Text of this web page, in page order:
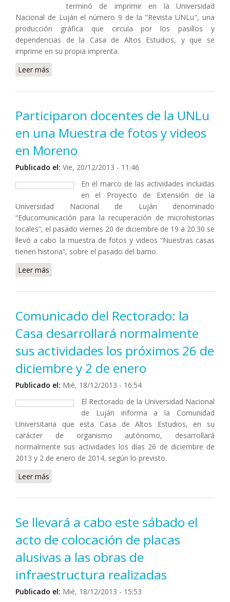
terminó de imprimir en la Universidad
Nacional de Luján el número 9 de la "Revista UNLu", una
producción gráfica que circula por los pasillos y
dependencias de la Casa de Altos Estudios, y que se
imprime en su propia imprenta.
Leer más
Participaron docentes de la UNLu
en una Muestra de fotos y videos
en Moreno
Publicado el: Vie, 20/12/2013 - 11:46
En el marco de las actividades incluidas
en el Proyecto de Extensión de la
Universidad Nacional de Luján denominado
“Educomunicación para la recuperación de microhistorias
locales”, el pasado viernes 20 de diciembre de 19 a 20.30 se
llevó a cabo la muestra de fotos y videos “Nuestras casas
tienen historia”, sobre el pasado del barrio.
Leer más
Comunicado del Rectorado: la
Casa desarrollará normalmente
sus actividades los próximos 26 de
diciembre y 2 de enero
Publicado el: Mié, 18/12/2013 - 16:54
El Rectorado de la Universidad Nacional
de Luján informa a la Comunidad
Universitaria que esta Casa de Altos Estudios, en su
carácter de organismo autónomo, desarrollará
normalmente sus actividades los días 26 de diciembre de
2013 y 2 de enero de 2014, según lo previsto.
Leer más
próximos 26 de diciembre y 2 de enero
Se llevará a cabo este sábado el
acto de colocación de placas
alusivas a las obras de
infraestructura realizadas
Publicado el: Mié, 18/12/2013 - 15:53